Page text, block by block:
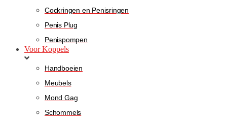
Cockringen en Penisringen
Penis Plug
Penispompen
Voor Koppels
Handboeien
Meubels
Mond Gag
Schommels